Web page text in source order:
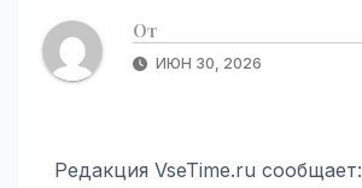
От
ИЮН 30, 2026
Редакция VseTime.ru сообщает: